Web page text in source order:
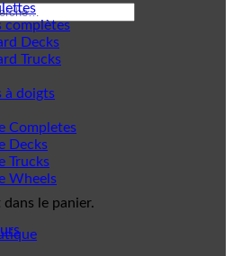
le panier.
complètes
Decks
Trucks
à doigts
Completes
Decks
Trucks
Wheels